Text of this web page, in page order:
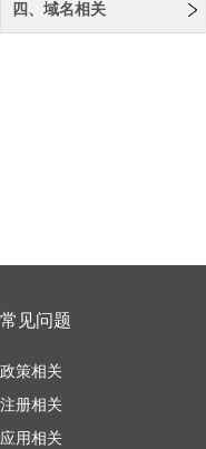
四、域名相关
常见问题
政策相关
注册相关
应用相关